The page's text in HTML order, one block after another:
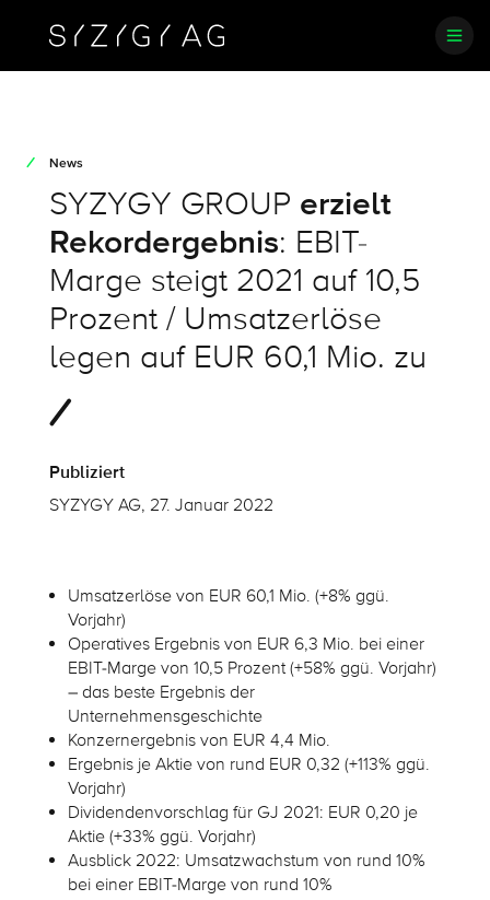
News
SYZYGY GROUP erzielt
Rekordergebnis: EBIT-
Marge steigt 2021 auf 10,5
Prozent / Umsatzerlöse
legen auf EUR 60,1 Mio. zu
Publiziert
SYZYGY AG, 27. Januar 2022
Umsatzerlöse von EUR 60,1 Mio. (+8% ggü.
Vorjahr)
Operatives Ergebnis von EUR 6,3 Mio. bei einer
EBIT-Marge von 10,5 Prozent (+58% ggü. Vorjahr)
– das beste Ergebnis der
Unternehmensgeschichte
Konzernergebnis von EUR 4,4 Mio.
Ergebnis je Aktie von rund EUR 0,32 (+113% ggü.
Vorjahr)
Dividendenvorschlag für GJ 2021: EUR 0,20 je
Aktie (+33% ggü. Vorjahr)
Ausblick 2022: Umsatzwachstum von rund 10%
bei einer EBIT-Marge von rund 10%